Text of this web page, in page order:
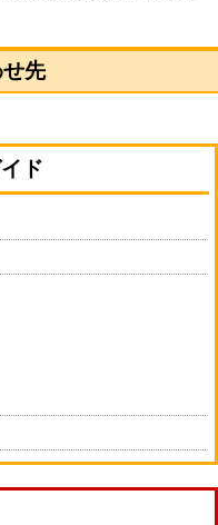
先
ド